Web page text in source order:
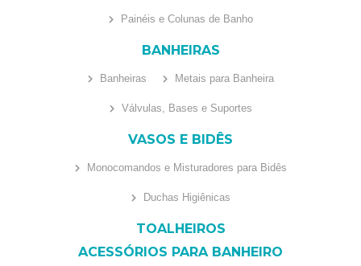
Painéis e Colunas de Banho
BANHEIRAS
Banheiras Metais para Banheira
Válvulas, Bases e Suportes
VASOS E BIDÊS
Monocomandos e Misturadores para Bidês
Duchas Higiênicas
TOALHEIROS
ACESSÓRIOS PARA BANHEIRO